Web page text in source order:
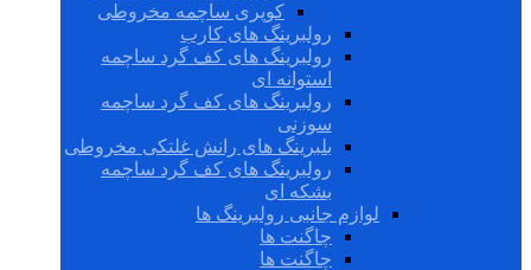
کوپری ساچمه مخروطی
رولبرینگ های کارب
رولبرینگ های کف گرد ساچمه
استوانه ای
رولبرینگ های کف گرد ساچمه
سوزنی
بلبرینگ های رانش غلتکی مخروطی
رولبرینگ های کف گرد ساچمه
بشکه ای
لوازم جانبی رولبرینگ ها
چاگنت ها
چاگنت ها